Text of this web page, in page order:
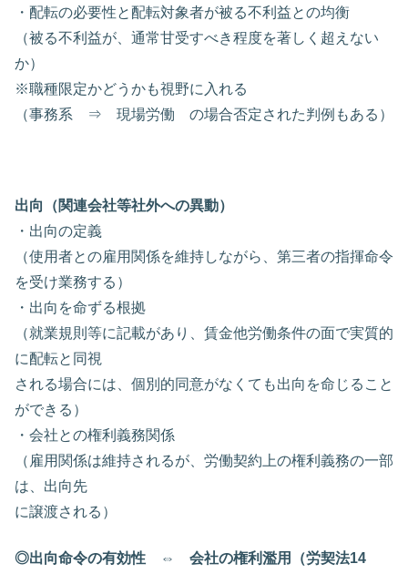
・配転の必要性と配転対象者が被る不利益との均衡
（被る不利益が、通常甘受すべき程度を著しく超えない
か）
※職種限定かどうかも視野に入れる
（事務系 ⇒ 現場労働 の場合否定された判例もある）
出向（関連会社等社外への異動）
・出向の定義
（使用者との雇用関係を維持しながら、第三者の指揮命令
を受け業務する）
・出向を命ずる根拠
（就業規則等に記載があり、賃金他労働条件の面で実質的
に配転と同視
される場合には、個別的同意がなくても出向を命じること
ができる）
・会社との権利義務関係
（雇用関係は維持されるが、労働契約上の権利義務の一部
は、出向先
に譲渡される）
◎出向命令の有効性 ⇔ 会社の権利濫用（労契法14